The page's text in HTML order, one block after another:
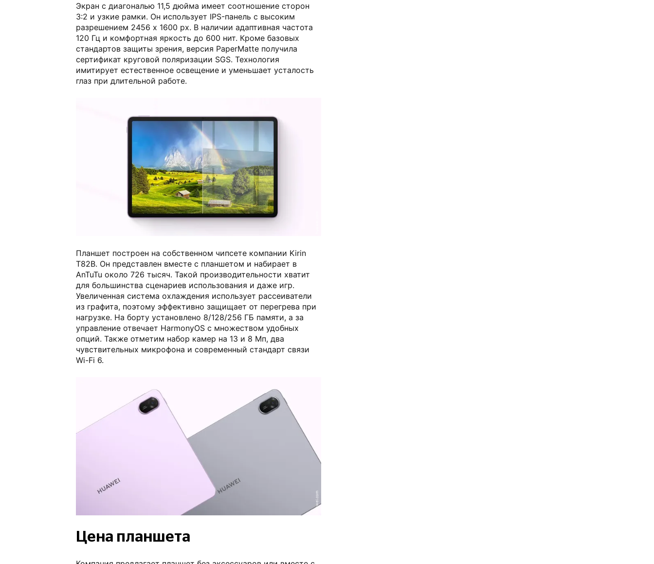
Экран с диагональю 11,5 дюйма имеет соотношение сторон
3:2 и узкие рамки. Он использует IPS-панель с высоким
разрешением 2456 х 1600 px. В наличии адаптивная частота
120 Гц и комфортная яркость до 600 нит. Кроме базовых
стандартов защиты зрения, версия PaperMatte получила
сертификат круговой поляризации SGS. Технология
имитирует естественное освещение и уменьшает усталость
глаз при длительной работе.
Планшет построен на собственном чипсете компании Kirin
T82B. Он представлен вместе с планшетом и набирает в
AnTuTu около 726 тысяч. Такой производительности хватит
для большинства сценариев использования и даже игр.
Увеличенная система охлаждения использует рассеиватели
из графита, поэтому эффективно защищает от перегрева при
нагрузке. На борту установлено 8/128/256 ГБ памяти, а за
управление отвечает HarmonyOS с множеством удобных
опций. Также отметим набор камер на 13 и 8 Мп, два
чувствительных микрофона и современный стандарт связи
Wi-Fi 6.
huawei.com
Цена планшета